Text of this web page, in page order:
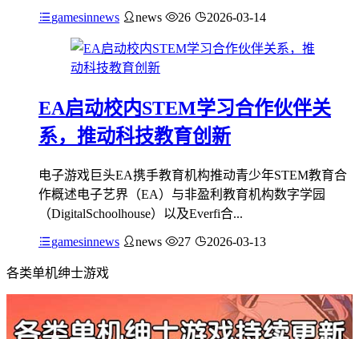
gamesinnews news 26 2026-03-14
EA启动校内STEM学习合作伙伴关
系，推动科技教育创新
电子游戏巨头EA携手教育机构推动青少年STEM教育合
作概述电子艺界（EA）与非盈利教育机构数字学园
（DigitalSchoolhouse）以及Everfi合...
gamesinnews news 27 2026-03-13
各类单机绅士游戏